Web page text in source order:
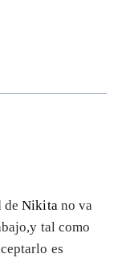
deNikita no va
tal como
es